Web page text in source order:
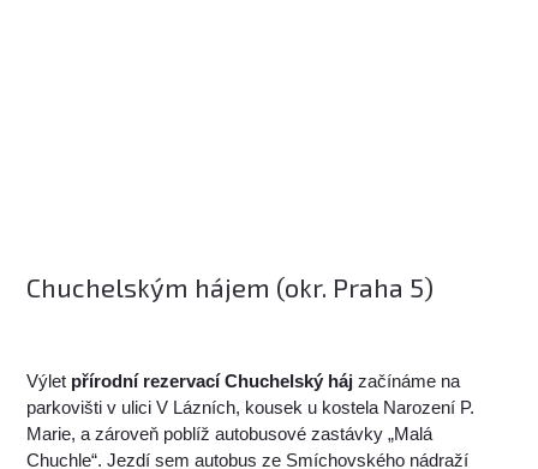
Chuchelským hájem (okr. Praha 5)
Výlet přírodní rezervací Chuchelský háj začínáme na
parkovišti v ulici V Lázních, kousek u kostela Narození P.
Marie, a zároveň poblíž autobusové zastávky „Malá
Chuchle“. Jezdí sem autobus ze Smíchovského nádraží